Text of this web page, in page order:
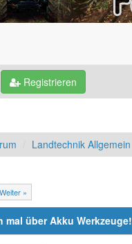
Registrieren
Landtechnik Allgemein
Weiter »
mal über Akku Werkzeuge!